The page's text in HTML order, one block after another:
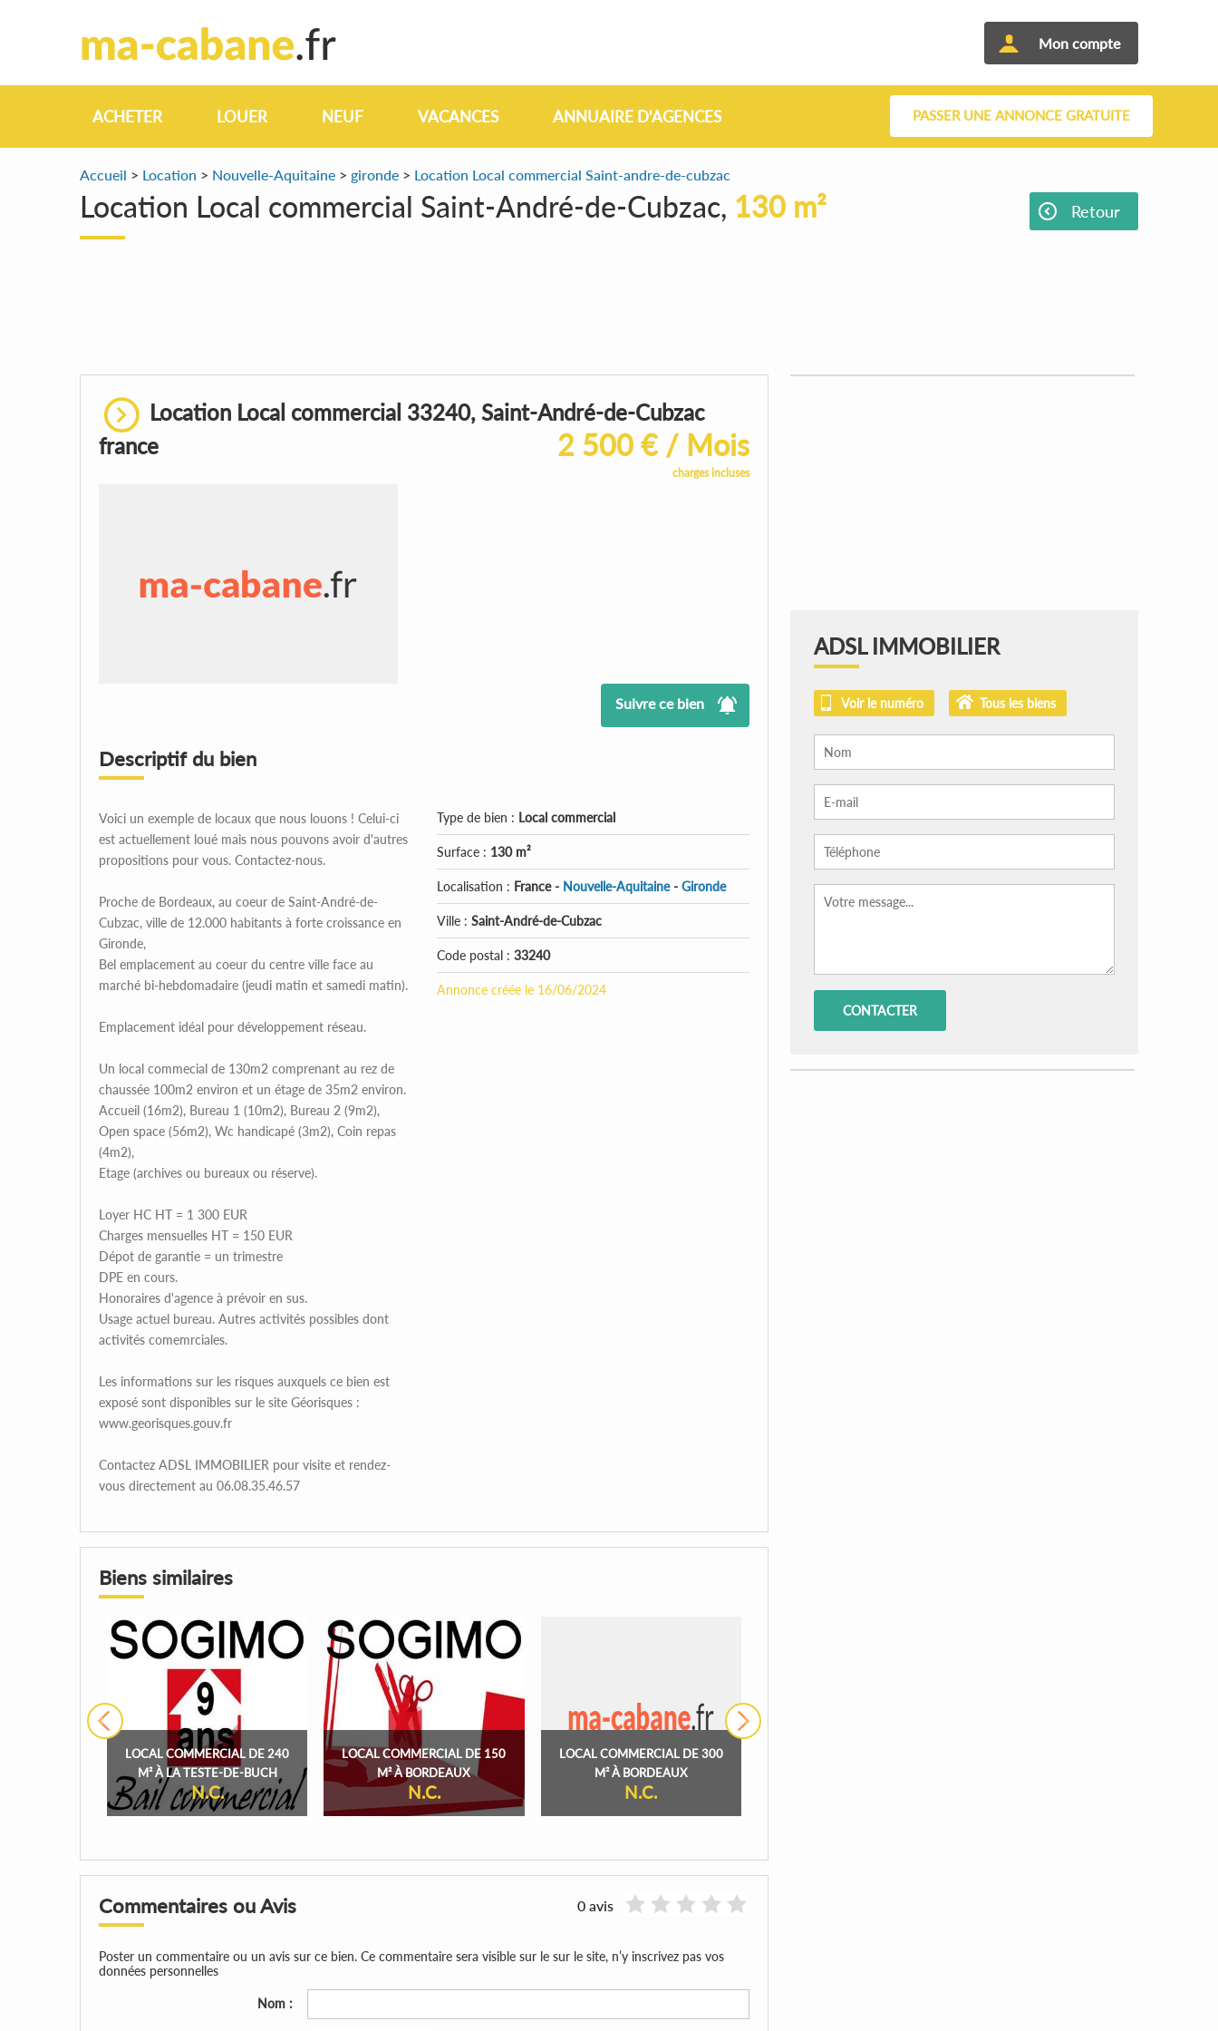
Mon compte
ACHETER LOUER NEUF VACANCES ANNUAIRE D'AGENCES PASSER UNE ANNONCE GRATUITE
Accueil > Location > Nouvelle-Aquitaine > gironde > Location Local commercial Saint-andre-de-cubzac
Retour
Location Local commercial Saint-André-de-Cubzac, 130 m²
Location Local commercial 33240, Saint-André-de-Cubzac
france
2 500 € / Mois
charges incluses
Suivre ce bien
Descriptif du bien
Voici un exemple de locaux que nous louons ! Celui-ci
est actuellement loué mais nous pouvons avoir d'autres
propositions pour vous. Contactez-nous.
Proche de Bordeaux, au coeur de Saint-André-de-
Cubzac, ville de 12.000 habitants à forte croissance en
Gironde,
Bel emplacement au coeur du centre ville face au
marché bi-hebdomadaire (jeudi matin et samedi matin).
Emplacement idéal pour développement réseau.
Un local commecial de 130m2 comprenant au rez de
chaussée 100m2 environ et un étage de 35m2 environ.
Accueil (16m2), Bureau 1 (10m2), Bureau 2 (9m2),
Open space (56m2), Wc handicapé (3m2), Coin repas
(4m2),
Etage (archives ou bureaux ou réserve).
Loyer HC HT = 1 300 EUR
Charges mensuelles HT = 150 EUR
Dépot de garantie = un trimestre
DPE en cours.
Honoraires d'agence à prévoir en sus.
Usage actuel bureau. Autres activités possibles dont
activités comemrciales.
Les informations sur les risques auxquels ce bien est
exposé sont disponibles sur le site Géorisques :
www.georisques.gouv.fr
Contactez ADSL IMMOBILIER pour visite et rendez-
vous directement au 06.08.35.46.57
Type de bien : Local commercial
Surface : 130 m²
Localisation : France - Nouvelle-Aquitaine-Gironde
Ville :Saint-André-de-Cubzac
Code postal :33240
Annonce créée le 16/06/2024
Biens similaires
LOCAL COMMERCIAL DE 240
M² À LA TESTE-DE-BUCH
N.C.
LOCAL COMMERCIAL DE 150
M² À BORDEAUX
N.C.
LOCAL COMMERCIAL DE 300
M² À BORDEAUX
N.C.
Commentaires ou Avis 0 avis
Poster un commentaire ou un avis sur ce bien. Ce commentaire sera visible sur le sur le site, n’y inscrivez pas vos
données personnelles
Nom :
ADSL IMMOBILIER
Voir le numéro Tous les biens